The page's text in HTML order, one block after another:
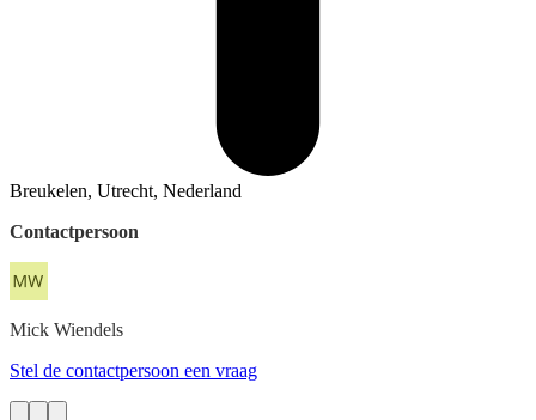
Breukelen, Utrecht, Nederland
Contactpersoon
Mick Wiendels
Stel de contactpersoon een vraag